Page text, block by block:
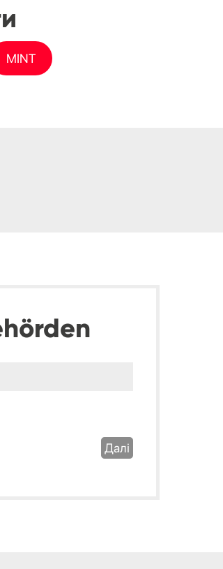
MINT
Далі